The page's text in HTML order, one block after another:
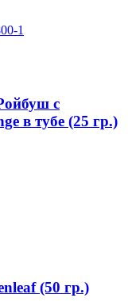
с
в тубе (25 гр.)
(50 гр.)